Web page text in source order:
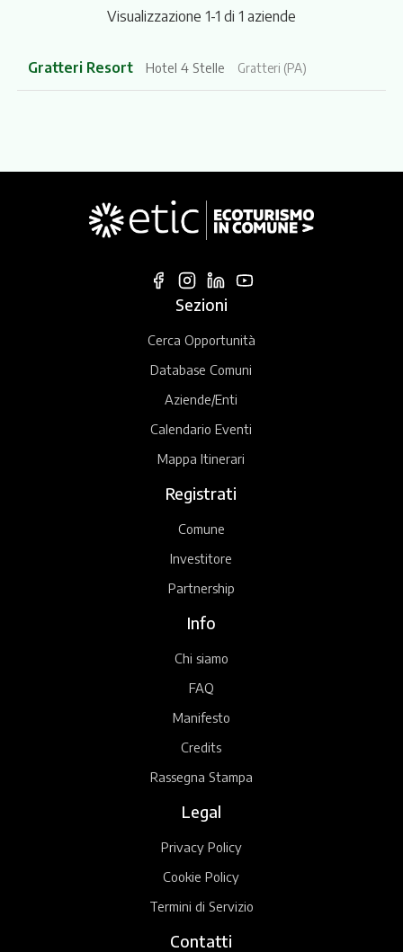
Visualizzazione 1-1 di 1 aziende
Gratteri Resort Hotel 4 Stelle Gratteri (PA)
Sezioni
Cerca Opportunità
Database Comuni
Aziende/Enti
Calendario Eventi
Mappa Itinerari
Registrati
Comune
Investitore
Partnership
Info
Chi siamo
FAQ
Manifesto
Credits
Rassegna Stampa
Legal
Privacy Policy
Cookie Policy
Termini di Servizio
Contatti